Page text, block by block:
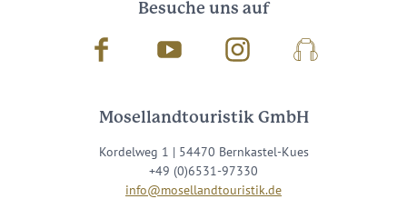
Besuche uns auf
Facebook Youtube InstagramPodcast
Mosellandtouristik GmbH
Kordelweg 1 | 54470 Bernkastel-Kues
+49 (0)6531-97330
info@mosellandtouristik.de